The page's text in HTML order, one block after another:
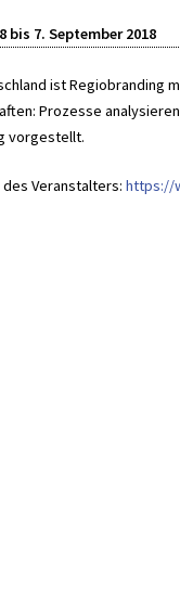
bis 7. September 2018
ist Regiobranding
Prozesse
vorgestellt.
Veranstalters: https://